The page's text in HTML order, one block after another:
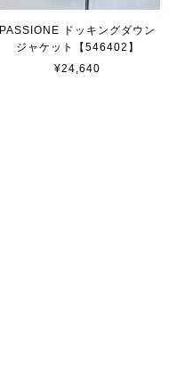
PASSIONE ドッキングダウン
ジャケット【546402】
¥24,640